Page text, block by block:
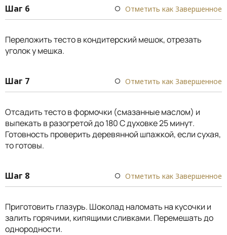
Шаг 6 Отметить как Завершенное
Переложить тесто в кондитерский мешок, отрезать
уголок у мешка.
Шаг 7 Отметить как Завершенное
Отсадить тесто в формочки (смазанные маслом) и
выпекать в разогретой до 180 С духовке 25 минут.
Готовность проверить деревянной шпажкой, если сухая,
то готовы.
Шаг 8 Отметить как Завершенное
Приготовить глазурь. Шоколад наломать на кусочки и
залить горячими, кипящими сливками. Перемешать до
однородности.